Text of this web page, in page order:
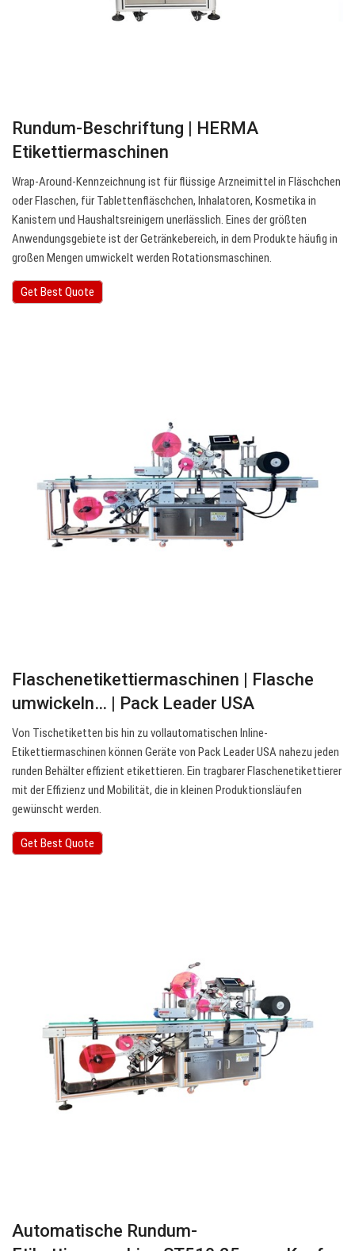
Rundum-Beschriftung | HERMA
Etikettiermaschinen
Wrap-Around-Kennzeichnung ist für flüssige Arzneimittel in Fläschchen
oder Flaschen, für Tablettenfläschchen, Inhalatoren, Kosmetika in
Kanistern und Haushaltsreinigern unerlässlich. Eines der größten
Anwendungsgebiete ist der Getränkebereich, in dem Produkte häufig in
großen Mengen umwickelt werden Rotationsmaschinen.
Get Best Quote
Flaschenetikettiermaschinen | Flasche
umwickeln… | Pack Leader USA
Von Tischetiketten bis hin zu vollautomatischen Inline-
Etikettiermaschinen können Geräte von Pack Leader USA nahezu jeden
runden Behälter effizient etikettieren. Ein tragbarer Flaschenetikettierer
mit der Effizienz und Mobilität, die in kleinen Produktionsläufen
gewünscht werden.
Get Best Quote
Automatische Rundum-